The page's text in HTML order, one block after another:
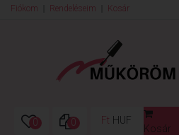
Fiókom Rendeléseim Kosár
0 0 Ft HUF
Kosár